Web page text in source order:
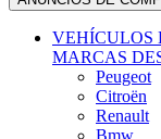
VEHÍCULOS
MARCAS
Peugeot
Citroën
Renault
Bmw
Mitsubishi